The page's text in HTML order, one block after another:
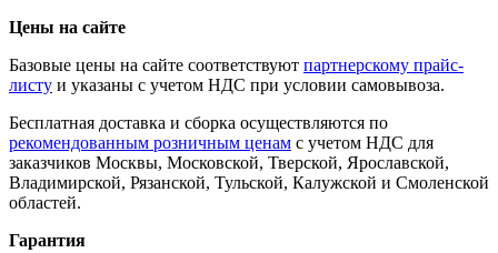
Цены на сайте
Базовые цены на сайте соответствуют партнерскому прайс-
листу и указаны с учетом НДС при условии самовывоза.
Бесплатная доставка и сборка осуществляются по
рекомендованным розничным ценам с учетом НДС для
заказчиков Москвы, Московской, Тверской, Ярославской,
Владимирской, Рязанской, Тульской, Калужской и Смоленской
областей.
Гарантия